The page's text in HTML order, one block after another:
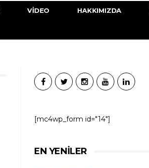
VIDEO HAKKIMIZDA
[mc4wp_form id="14"]
EN YENILER